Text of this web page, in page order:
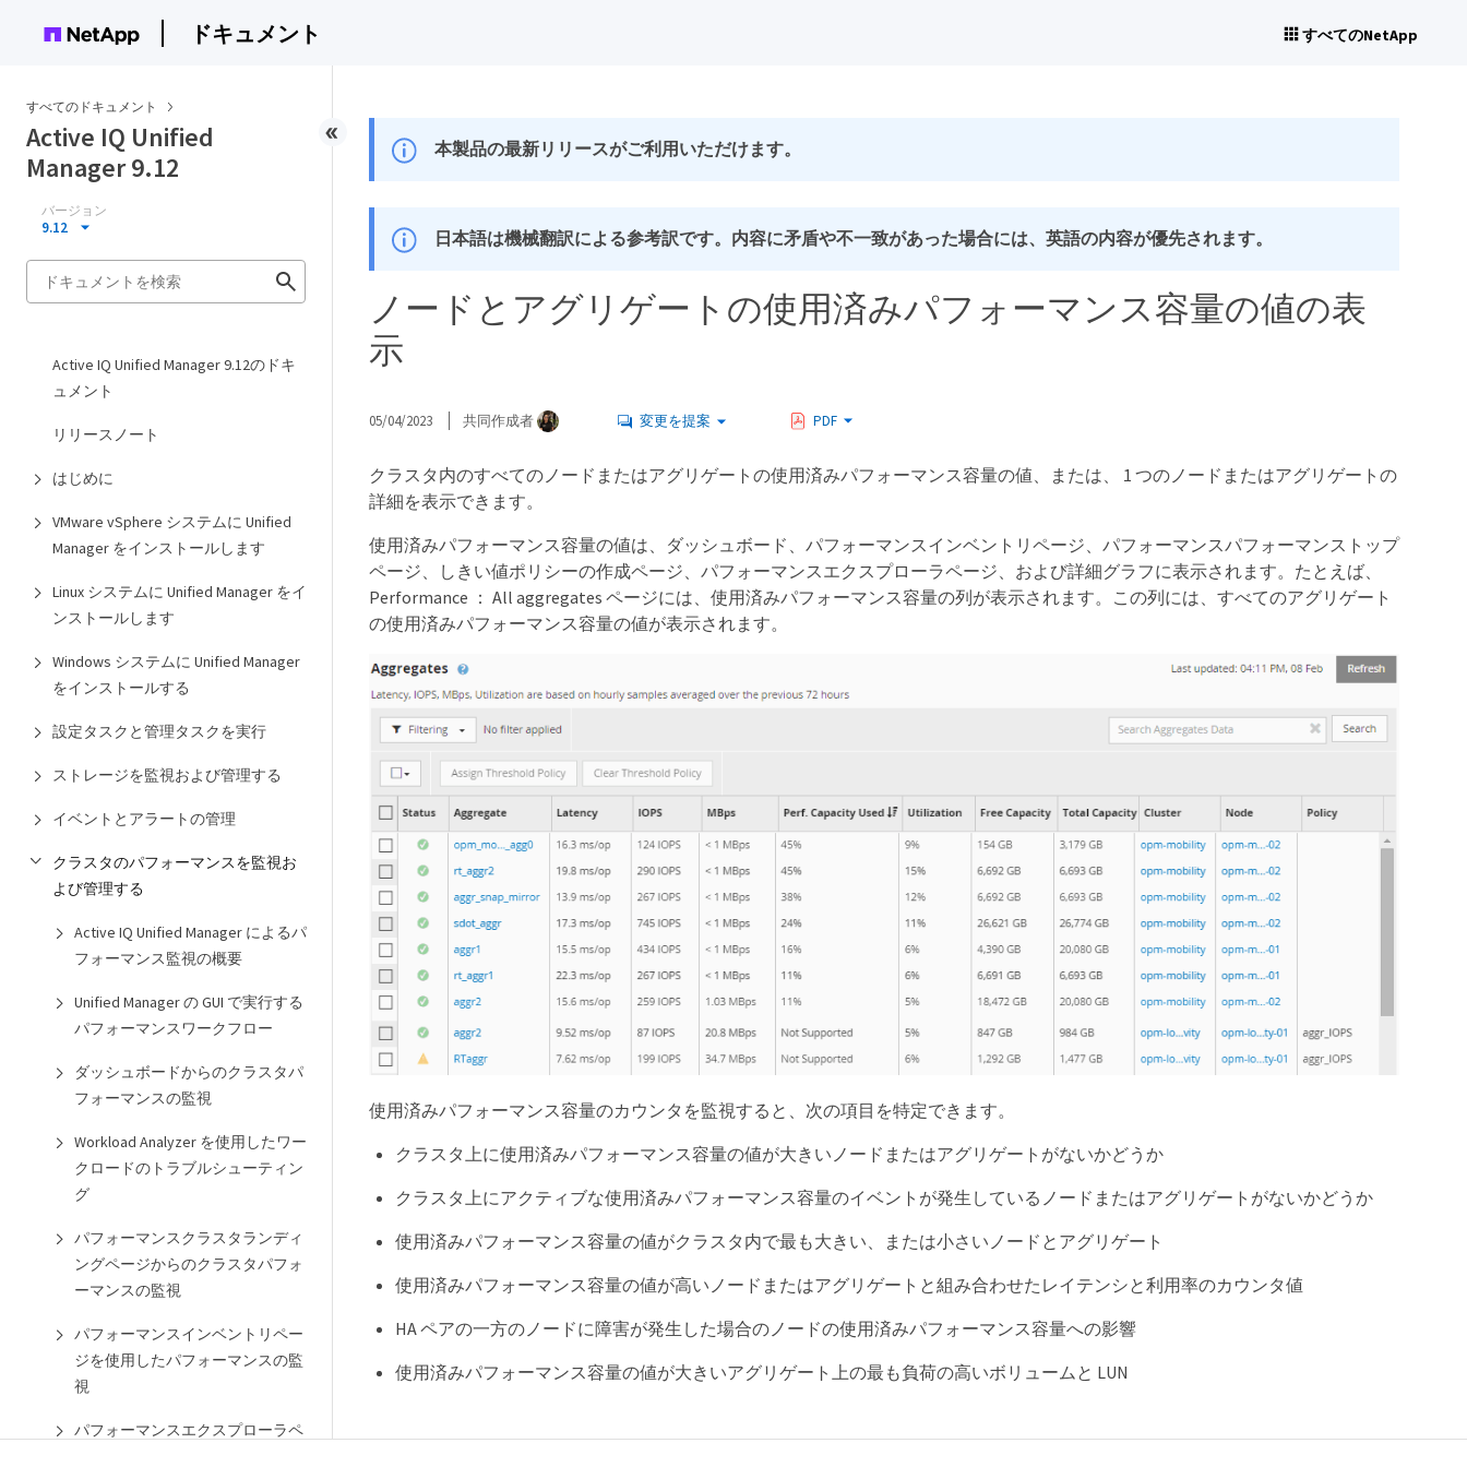
ドキュメント すべてのNetApp
すべてのドキュメント
Active IQ Unified
Manager 9.12
バージョン
9.12
Active IQ Unified Manager 9.12のドキ
ュメント
リリースノート
はじめに
VMware vSphere システムに Unified
Manager をインストールします
Linux システムに Unified Manager をイ
ンストールします
Windows システムに Unified Manager
をインストールする
設定タスクと管理タスクを実行
ストレージを監視および管理する
イベントとアラートの管理
クラスタのパフォーマンスを監視お
よび管理する
Active IQ Unified Manager によるパ
フォーマンス監視の概要
Unified Manager の GUI で実行する
パフォーマンスワークフロー
ダッシュボードからのクラスタパ
フォーマンスの監視
Workload Analyzer を使用したワー
クロードのトラブルシューティン
グ
パフォーマンスクラスタランディ
ングページからのクラスタパフォ
ーマンスの監視
パフォーマンスインベントリペー
ジを使用したパフォーマンスの監
視
パフォーマンスエクスプローラペ
本製品の最新リリースがご利用いただけます。
日本語は機械翻訳による参考訳です。内容に矛盾や不一致があった場合には、英語の内容が優先されます。
ノードとアグリゲートの使用済みパフォーマンス容量の値の表
示
05/04/2023 共同作成者 変更を提案 PDF
クラスタ内のすべてのノードまたはアグリゲートの使用済みパフォーマンス容量の値、または、 1 つのノードまたはアグリゲートの
詳細を表示できます。
使用済みパフォーマンス容量の値は、ダッシュボード、パフォーマンスインベントリページ、パフォーマンスパフォーマンストップ
ページ、しきい値ポリシーの作成ページ、パフォーマンスエクスプローラページ、および詳細グラフに表示されます。たとえば、
Performance ： All aggregates ページには、使用済みパフォーマンス容量の列が表示されます。この列には、すべてのアグリゲート
の使用済みパフォーマンス容量の値が表示されます。
使用済みパフォーマンス容量のカウンタを監視すると、次の項目を特定できます。
クラスタ上に使用済みパフォーマンス容量の値が大きいノードまたはアグリゲートがないかどうか
クラスタ上にアクティブな使用済みパフォーマンス容量のイベントが発生しているノードまたはアグリゲートがないかどうか
使用済みパフォーマンス容量の値がクラスタ内で最も大きい、または小さいノードとアグリゲート
使用済みパフォーマンス容量の値が高いノードまたはアグリゲートと組み合わせたレイテンシと利用率のカウンタ値
HA ペアの一方のノードに障害が発生した場合のノードの使用済みパフォーマンス容量への影響
使用済みパフォーマンス容量の値が大きいアグリゲート上の最も負荷の高いボリュームと LUN